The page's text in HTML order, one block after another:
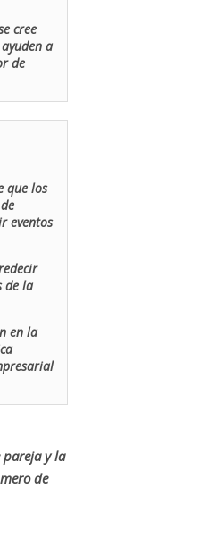
cree
a
de
que los
eventos
de la
en la
pareja y la
de